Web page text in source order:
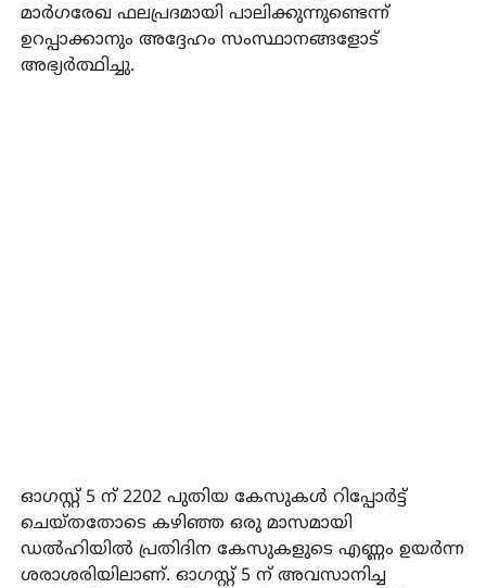
മാർഗരേഖ ഫലപ്രദമായി പാലിക്കുന്നുണ്ടെന്ന്
ഉറപ്പാക്കാനും അദ്ദേഹം സംസ്ഥാനങ്ങളോട്
അഭ്യർത്ഥിച്ചു.
ഓഗസ്റ്റ് 5 ന് 2202 പുതിയ കേസുകൾ റിപ്പോർട്ട്
ചെയ്തതോടെ കഴിഞ്ഞ ഒരു മാസമായി
ഡൽഹിയിൽ പ്രതിദിന കേസുകളുടെ എണ്ണം ഉയർന്ന
ശരാശരിയിലാണ്. ഓഗസ്റ്റ് 5 ന് അവസാനിച്ച